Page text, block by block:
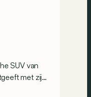
SUV van
met zijn